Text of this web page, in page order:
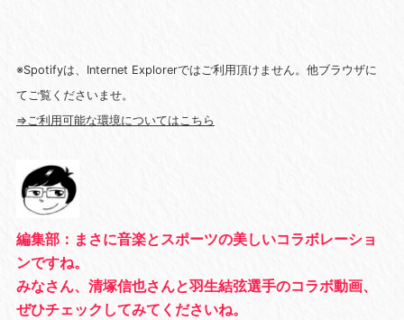
※Spotifyは、Internet Explorerではご利用頂けません。他ブラウザに
てご覧くださいませ。
⇒ご利用可能な環境についてはこちら
編集部：まさに音楽とスポーツの美しいコラボレーショ
ンですね。
みなさん、清塚信也さんと羽生結弦選手のコラボ動画、
ぜひチェックしてみてくださいね。